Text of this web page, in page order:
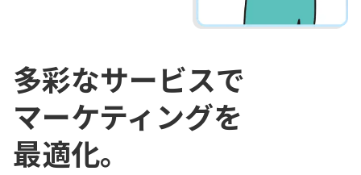
多彩なサービスで
マーケティングを
最適化。